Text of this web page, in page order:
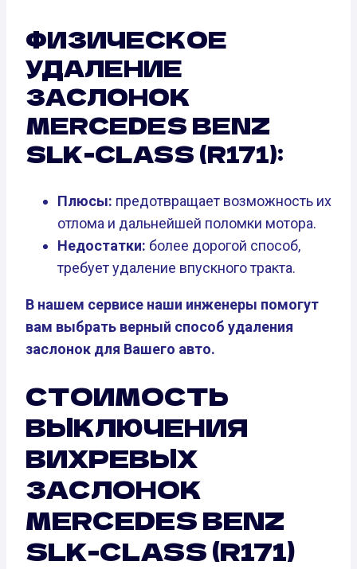
ФИЗИЧЕСКОЕ
УДАЛЕНИЕ
ЗАСЛОНОК
MERCEDES BENZ
SLK-CLASS (R171):
Плюсы: предотвращает возможность их
отлома и дальнейшей поломки мотора.
Недостатки: более дорогой способ,
требует удаление впускного тракта.
В нашем сервисе наши инженеры помогут
вам выбрать верный способ удаления
заслонок для Вашего авто.
СТОИМОСТЬ
ВЫКЛЮЧЕНИЯ
ВИХРЕВЫХ
ЗАСЛОНОК
MERCEDES BENZ
SLK-CLASS (R171)